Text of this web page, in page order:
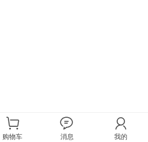
购物车 消息 我的